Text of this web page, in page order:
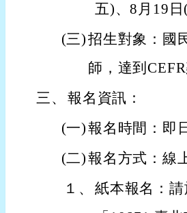
五)、8月19
(三)招生對象：國
師，達到
三、 報名資訊：
(一)報名時間：即
(二)報名方式：線
１、 紙本報名：